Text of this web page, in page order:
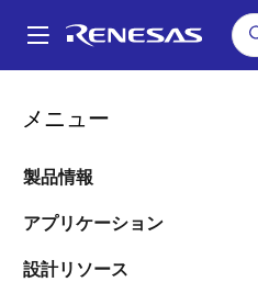
ン
メニュー
製品情報
アプリケーション
設計リソース
パ
ン
く
ず
トライアックベースモータコントロ
トライアック
コントローラ